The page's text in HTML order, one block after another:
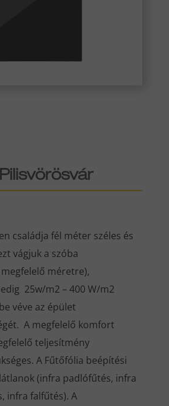
családja fél méter széles és
vágjuk a szóba
méretre),
25w/m2 – 400 W/m2
véve az épület
A megfelelő komfort
teljesítmény
A Fűtőfólia beépítési
(infra padlófűtés, infra
infra falfűtés). A